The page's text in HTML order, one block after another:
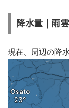
降水量｜雨
現在、周辺の降